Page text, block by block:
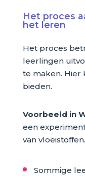
Het proces
het leren
Het proces
leerlingen
te maken. Hier
bieden.
Voorbeeld in
een
van vloeistoffen.
Sommige